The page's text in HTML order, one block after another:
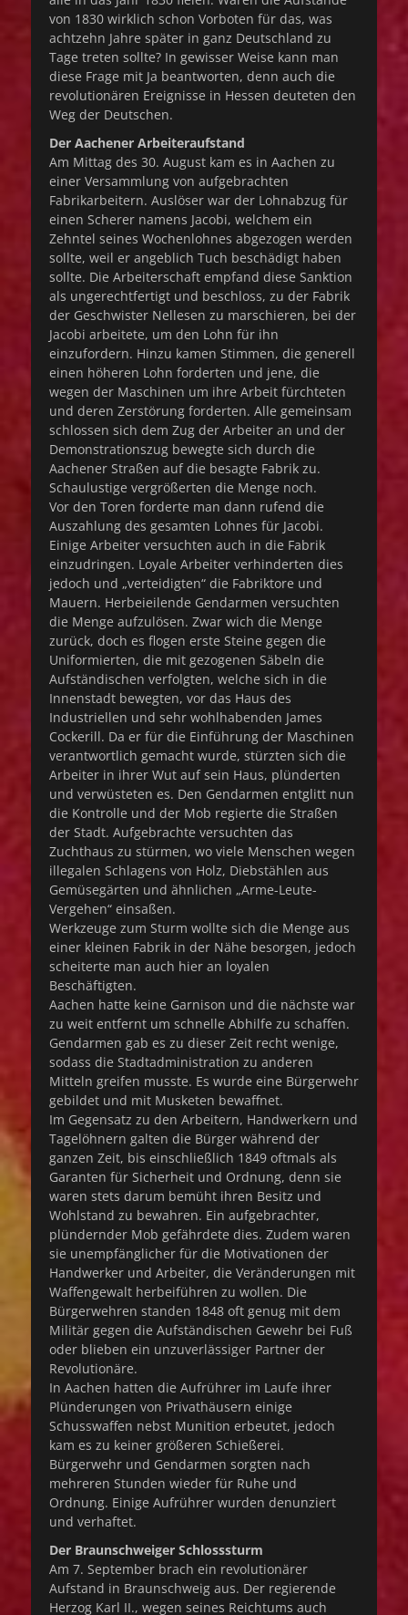
von 1830 wirklich schon Vorboten für das, was
achtzehn Jahre später in ganz Deutschland zu
Tage treten sollte? In gewisser Weise kann man
diese Frage mit Ja beantworten, denn auch die
revolutionären Ereignisse in Hessen deuteten den
Weg der Deutschen.
Der Aachener Arbeiteraufstand
Am Mittag des 30. August kam es in Aachen zu
einer Versammlung von aufgebrachten
Fabrikarbeitern. Auslöser war der Lohnabzug für
einen Scherer namens Jacobi, welchem ein
Zehntel seines Wochenlohnes abgezogen werden
sollte, weil er angeblich Tuch beschädigt haben
sollte. Die Arbeiterschaft empfand diese Sanktion
als ungerechtfertigt und beschloss, zu der Fabrik
der Geschwister Nellesen zu marschieren, bei der
Jacobi arbeitete, um den Lohn für ihn
einzufordern. Hinzu kamen Stimmen, die generell
einen höheren Lohn forderten und jene, die
wegen der Maschinen um ihre Arbeit fürchteten
und deren Zerstörung forderten. Alle gemeinsam
schlossen sich dem Zug der Arbeiter an und der
Demonstrationszug bewegte sich durch die
Aachener Straßen auf die besagte Fabrik zu.
Schaulustige vergrößerten die Menge noch.
Vor den Toren forderte man dann rufend die
Auszahlung des gesamten Lohnes für Jacobi.
Einige Arbeiter versuchten auch in die Fabrik
einzudringen. Loyale Arbeiter verhinderten dies
jedoch und „verteidigten“ die Fabriktore und
Mauern. Herbeieilende Gendarmen versuchten
die Menge aufzulösen. Zwar wich die Menge
zurück, doch es flogen erste Steine gegen die
Uniformierten, die mit gezogenen Säbeln die
Aufständischen verfolgten, welche sich in die
Innenstadt bewegten, vor das Haus des
Industriellen und sehr wohlhabenden James
Cockerill. Da er für die Einführung der Maschinen
verantwortlich gemacht wurde, stürzten sich die
Arbeiter in ihrer Wut auf sein Haus, plünderten
und verwüsteten es. Den Gendarmen entglitt nun
die Kontrolle und der Mob regierte die Straßen
der Stadt. Aufgebrachte versuchten das
Zuchthaus zu stürmen, wo viele Menschen wegen
illegalen Schlagens von Holz, Diebstählen aus
Gemüsegärten und ähnlichen „Arme-Leute-
Vergehen“ einsaßen.
Werkzeuge zum Sturm wollte sich die Menge aus
einer kleinen Fabrik in der Nähe besorgen, jedoch
scheiterte man auch hier an loyalen
Beschäftigten.
Aachen hatte keine Garnison und die nächste war
zu weit entfernt um schnelle Abhilfe zu schaffen.
Gendarmen gab es zu dieser Zeit recht wenige,
sodass die Stadtadministration zu anderen
Mitteln greifen musste. Es wurde eine Bürgerwehr
gebildet und mit Musketen bewaffnet.
Im Gegensatz zu den Arbeitern, Handwerkern und
Tagelöhnern galten die Bürger während der
ganzen Zeit, bis einschließlich 1849 oftmals als
Garanten für Sicherheit und Ordnung, denn sie
waren stets darum bemüht ihren Besitz und
Wohlstand zu bewahren. Ein aufgebrachter,
plündernder Mob gefährdete dies. Zudem waren
sie unempfänglicher für die Motivationen der
Handwerker und Arbeiter, die Veränderungen mit
Waffengewalt herbeiführen zu wollen. Die
Bürgerwehren standen 1848 oft genug mit dem
Militär gegen die Aufständischen Gewehr bei Fuß
oder blieben ein unzuverlässiger Partner der
Revolutionäre.
In Aachen hatten die Aufrührer im Laufe ihrer
Plünderungen von Privathäusern einige
Schusswaffen nebst Munition erbeutet, jedoch
kam es zu keiner größeren Schießerei.
Bürgerwehr und Gendarmen sorgten nach
mehreren Stunden wieder für Ruhe und
Ordnung. Einige Aufrührer wurden denunziert
und verhaftet.
Der Braunschweiger Schlosssturm
Am 7. September brach ein revolutionärer
Aufstand in Braunschweig aus. Der regierende
Herzog Karl II., wegen seines Reichtums auch